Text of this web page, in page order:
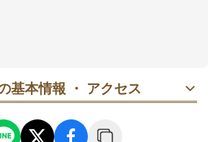
印で思いを手元に残すのもよさそ
基本情報 ・ アクセス